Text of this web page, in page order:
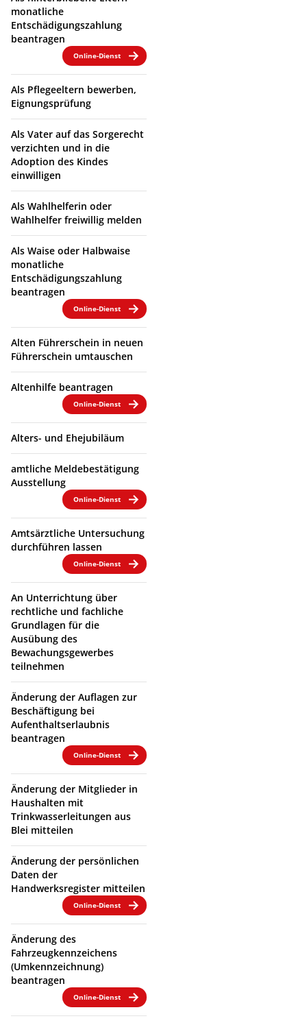
monatliche
Entschädigungszahlung
beantragen
Online-Dienst
Als Pflegeeltern bewerben,
Eignungsprüfung
Als Vater auf das Sorgerecht
verzichten und in die
Adoption des Kindes
einwilligen
Als Wahlhelferin oder
Wahlhelfer freiwillig melden
Als Waise oder Halbwaise
monatliche
Entschädigungszahlung
beantragen
Online-Dienst
Alten Führerschein in neuen
Führerschein umtauschen
Altenhilfe beantragen
Online-Dienst
Alters- und Ehejubiläum
amtliche Meldebestätigung
Ausstellung
Online-Dienst
Amtsärztliche Untersuchung
durchführen lassen
Online-Dienst
An Unterrichtung über
rechtliche und fachliche
Grundlagen für die
Ausübung des
Bewachungsgewerbes
teilnehmen
Änderung der Auflagen zur
Beschäftigung bei
Aufenthaltserlaubnis
beantragen
Online-Dienst
Änderung der Mitglieder in
Haushalten mit
Trinkwasserleitungen aus
Blei mitteilen
Änderung der persönlichen
Daten der
Handwerksregister mitteilen
Online-Dienst
Änderung des
Fahrzeugkennzeichens
(Umkennzeichnung)
beantragen
Online-Dienst